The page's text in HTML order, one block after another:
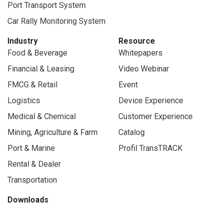
Port Transport System
Car Rally Monitoring System
Industry
Food & Beverage
Financial & Leasing
FMCG & Retail
Logistics
Medical & Chemical
Mining, Agriculture & Farm
Port & Marine
Rental & Dealer
Transportation
Resource
Whitepapers
Video Webinar
Event
Device Experience
Customer Experience
Catalog
Profil TransTRACK
Downloads